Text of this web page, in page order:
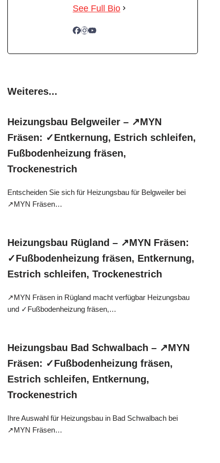
See Full Bio
Weiteres...
Heizungsbau Belgweiler – ↗️MYN
Fräsen: ✓Entkernung, Estrich schleifen,
Fußbodenheizung fräsen,
Trockenestrich
Entscheiden Sie sich für Heizungsbau für Belgweiler bei
↗️MYN Fräsen…
Heizungsbau Rügland – ↗️MYN Fräsen:
✓Fußbodenheizung fräsen, Entkernung,
Estrich schleifen, Trockenestrich
↗️MYN Fräsen in Rügland macht verfügbar Heizungsbau
und ✓Fußbodenheizung fräsen,…
Heizungsbau Bad Schwalbach – ↗️MYN
Fräsen: ✓Fußbodenheizung fräsen,
Estrich schleifen, Entkernung,
Trockenestrich
Ihre Auswahl für Heizungsbau in Bad Schwalbach bei
↗️MYN Fräsen…